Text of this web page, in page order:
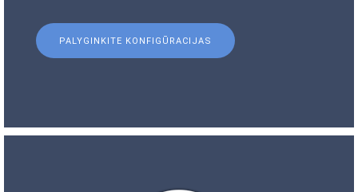
PALYGINKITE KONFIGŪRACIJAS